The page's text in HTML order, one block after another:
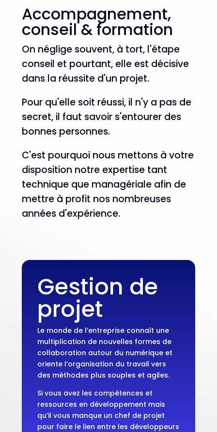
Accompagnement,
conseil & formation
On néglige souvent, à tort, l'étape
conseil et pourtant, elle est décisive
dans la réussite d'un projet.
Pour qu'elle soit réussi, il n'y a pas de
secret, il faut savoir s'entourer des
bonnes personnes.
C'est pourquoi nous mettons à votre
disposition notre expertise tant
technique que managériale afin de
mettre à profit nos nombreuses
années d'expérience.
Gestion de
projet
Le monde de l’entreprise connaît une
multiplication de nouvelles formes de
collaboration autour du numérique et
oriente l’organisation du travail vers
des méthodes plus souples et agiles.
Si vous avez les compétences et
ressources en développement mais
qu’il vous manque un chef de projet
pour faire le lien entre les développeurs